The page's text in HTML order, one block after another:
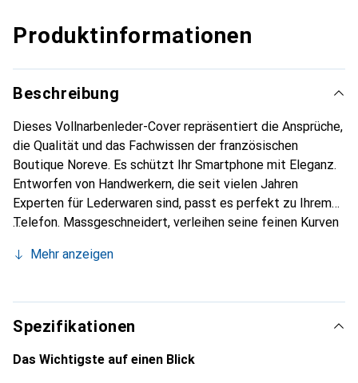
Produktinformationen
Beschreibung
Dieses Vollnarbenleder-Cover repräsentiert die Ansprüche,
die Qualität und das Fachwissen der französischen
Boutique Noreve. Es schützt Ihr Smartphone mit Eleganz.
Entworfen von Handwerkern, die seit vielen Jahren
Experten für Lederwaren sind, passt es perfekt zu Ihrem
Telefon. Massgeschneidert, verleihen seine feinen Kurven
unverzichtbaren Accessoire für Ihr Smartphone.
die Marke Noreve eine sichere Wahl für eine
anspruchsvolle Kundschaft.
Mehr anzeigen
Spezifikationen
Das Wichtigste auf einen Blick